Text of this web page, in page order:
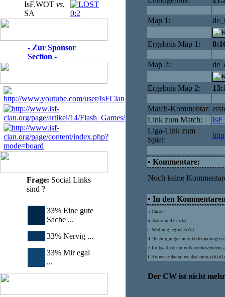
IsF.WOT vs.
SA
0:2
- Zur Sponsor
Section -
Frage: Social Links
sind ?
33% Eine gute
Sache ...
33% Nervig ...
33% Mir egal
...
Map 1:
Ergebnis Map 1:
Map 2:
Ergebnis Map 2:
Match-Kommentar:
Link zum Match:
IsF
Liga-Link zum
Spiel:
• Kommentare:
Noch keine
• In den
a. Cheats
b. Warez und Cracks
c. Werbung jeglicher Art
d. Beleidigungen oder Verleumdungen
e. Links/Texte mit volksverhetzendem,
f. Hinweise darauf wo das unter a) b)
Der CW ist nicht